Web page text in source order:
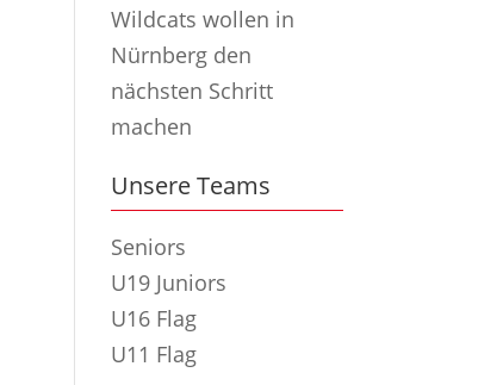
Wildcats wollen in
Nürnberg den
nächsten Schritt
machen
Unsere Teams
Seniors
U19 Juniors
U16 Flag
U11 Flag